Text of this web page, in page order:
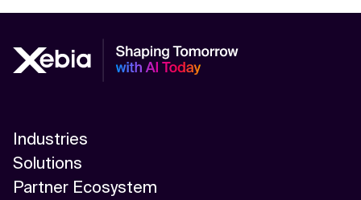
Industries
Solutions
Partner Ecosystem